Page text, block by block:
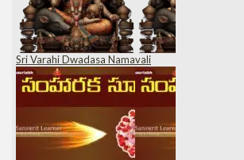
Sri Varahi Dwadasa Namavali